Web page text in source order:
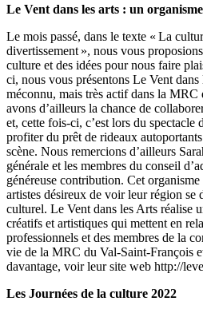
Le Vent dans les arts : un
Le mois passé, dans le texte « La
divertissement », nous vous
culture et des idées pour nous faire
ci, nous vous présentons Le Vent
méconnu, mais très actif dans la
avons d’ailleurs la chance de
et, cette fois-ci, c’est lors du
profiter du prêt de rideaux
scène. Nous remercions d’ailleurs
générale et les membres du conseil
généreuse contribution. Cet
artistes désireux de voir leur région se
culturel. Le Vent dans les Arts réalise
créatifs et artistiques qui mettent en
professionnels et des membres de la
vie de la MRC du Val-Saint-François
davantage, voir leur site web http://
Les Journées de la culture 2022